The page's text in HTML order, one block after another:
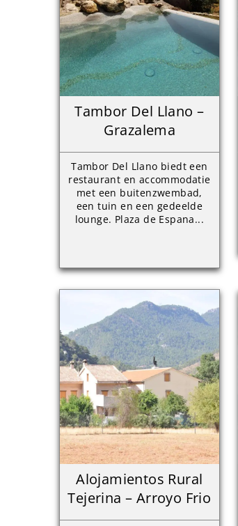
Tambor Del Llano –
Grazalema
Tambor Del Llano biedt een
restaurant en accommodatie
met een buitenzwembad,
een tuin en een gedeelde
lounge. Plaza de Espana...
Alojamientos Rural
Tejerina – Arroyo Frio